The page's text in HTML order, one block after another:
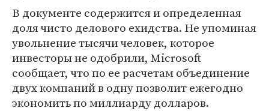
В документе содержится и определенная
доля чисто делового ехидства. Не упоминая
увольнение тысячи человек, которое
инвесторы не одобрили, Microsoft
сообщает, что по ее расчетам объединение
двух компаний в одну позволит ежегодно
экономить по миллиарду долларов.